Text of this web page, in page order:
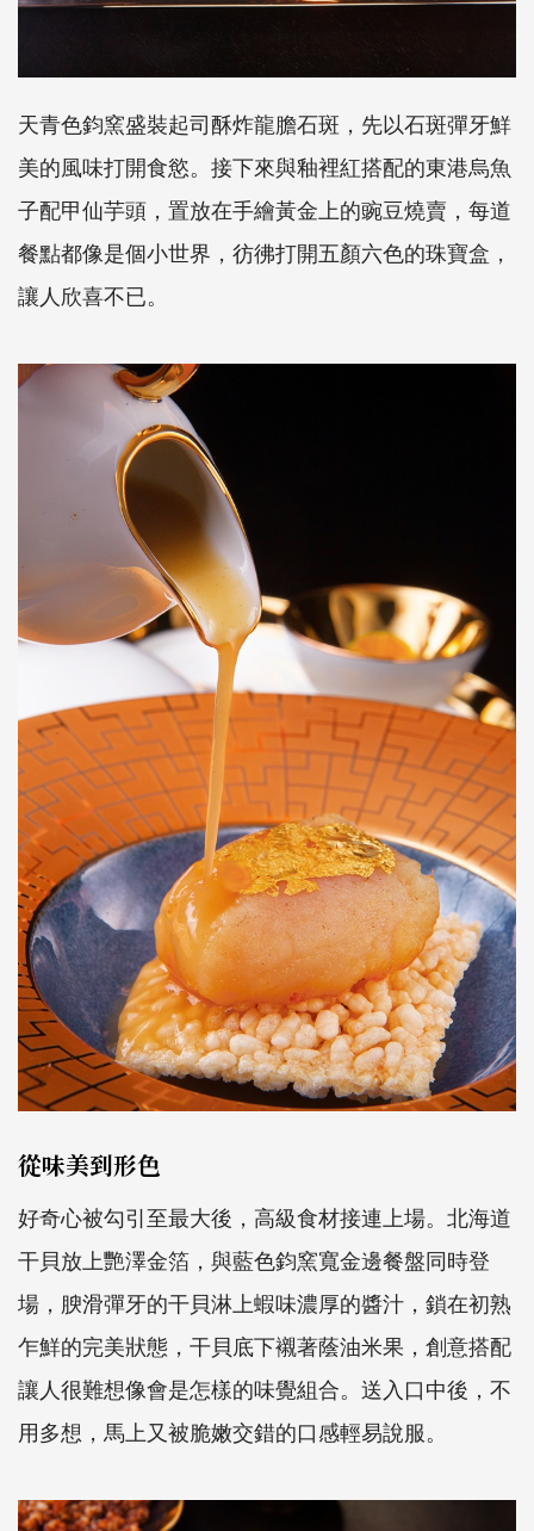
天青色鈞窯盛裝起司酥炸龍膽石斑，先以石斑彈牙鮮
美的風味打開食慾。接下來與釉裡紅搭配的東港烏魚
子配甲仙芋頭，置放在手繪黃金上的豌豆燒賣，每道
餐點都像是個小世界，彷彿打開五顏六色的珠寶盒，
讓人欣喜不已。
從味美到形色
好奇心被勾引至最大後，高級食材接連上場。北海道
干貝放上艷澤金箔，與藍色鈞窯寬金邊餐盤同時登
場，腴滑彈牙的干貝淋上蝦味濃厚的醬汁，鎖在初熟
乍鮮的完美狀態，干貝底下襯著蔭油米果，創意搭配
讓人很難想像會是怎樣的味覺組合。送入口中後，不
用多想，馬上又被脆嫩交錯的口感輕易說服。